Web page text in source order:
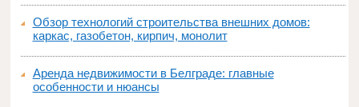
Обзор технологий строительства внешних домов:
каркас, газобетон, кирпич, монолит
Аренда недвижимости в Белграде: главные
особенности и нюансы